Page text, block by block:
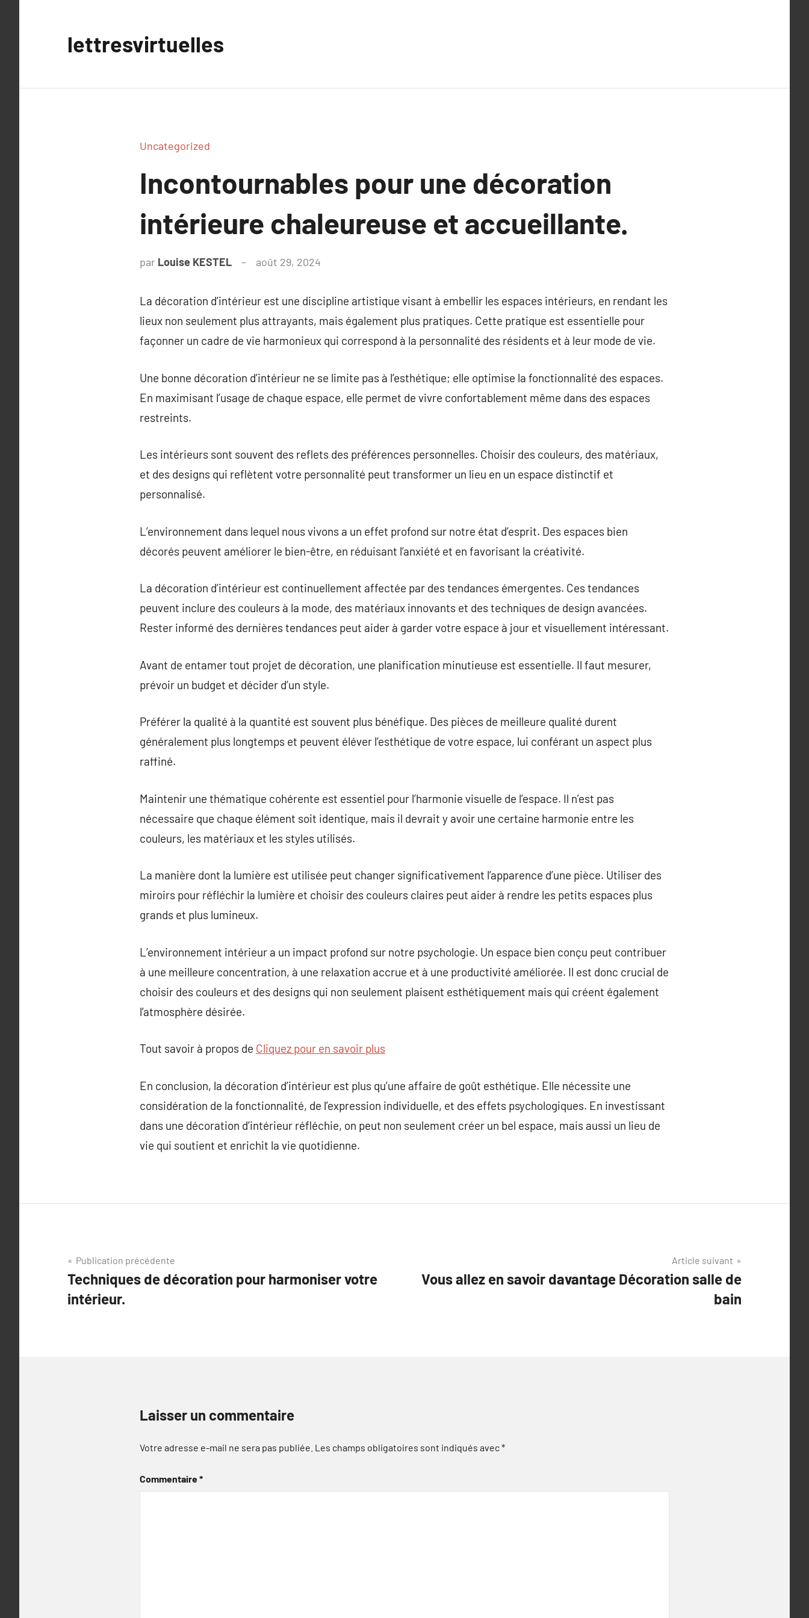
lettresvirtuelles
Uncategorized
Incontournables pour une décoration
intérieure chaleureuse et accueillante.
par Louise KESTEL août 29, 2024
La décoration d’intérieur est une discipline artistique visant à embellir les espaces intérieurs, en rendant les
lieux non seulement plus attrayants, mais également plus pratiques. Cette pratique est essentielle pour
façonner un cadre de vie harmonieux qui correspond à la personnalité des résidents et à leur mode de vie.
Une bonne décoration d’intérieur ne se limite pas à l’esthétique; elle optimise la fonctionnalité des espaces.
En maximisant l’usage de chaque espace, elle permet de vivre confortablement même dans des espaces
restreints.
Les intérieurs sont souvent des reflets des préférences personnelles. Choisir des couleurs, des matériaux,
et des designs qui reflètent votre personnalité peut transformer un lieu en un espace distinctif et
personnalisé.
L’environnement dans lequel nous vivons a un effet profond sur notre état d’esprit. Des espaces bien
décorés peuvent améliorer le bien-être, en réduisant l’anxiété et en favorisant la créativité.
La décoration d’intérieur est continuellement affectée par des tendances émergentes. Ces tendances
peuvent inclure des couleurs à la mode, des matériaux innovants et des techniques de design avancées.
Rester informé des dernières tendances peut aider à garder votre espace à jour et visuellement intéressant.
Avant de entamer tout projet de décoration, une planification minutieuse est essentielle. Il faut mesurer,
prévoir un budget et décider d’un style.
Préférer la qualité à la quantité est souvent plus bénéfique. Des pièces de meilleure qualité durent
généralement plus longtemps et peuvent éléver l’esthétique de votre espace, lui conférant un aspect plus
raffiné.
Maintenir une thématique cohérente est essentiel pour l’harmonie visuelle de l’espace. Il n’est pas
nécessaire que chaque élément soit identique, mais il devrait y avoir une certaine harmonie entre les
couleurs, les matériaux et les styles utilisés.
La manière dont la lumière est utilisée peut changer significativement l’apparence d’une pièce. Utiliser des
miroirs pour réfléchir la lumière et choisir des couleurs claires peut aider à rendre les petits espaces plus
grands et plus lumineux.
L’environnement intérieur a un impact profond sur notre psychologie. Un espace bien conçu peut contribuer
à une meilleure concentration, à une relaxation accrue et à une productivité améliorée. Il est donc crucial de
choisir des couleurs et des designs qui non seulement plaisent esthétiquement mais qui créent également
l’atmosphère désirée.
Tout savoir à propos de Cliquez pour en savoir plus
En conclusion, la décoration d’intérieur est plus qu’une affaire de goût esthétique. Elle nécessite une
considération de la fonctionnalité, de l’expression individuelle, et des effets psychologiques. En investissant
dans une décoration d’intérieur réfléchie, on peut non seulement créer un bel espace, mais aussi un lieu de
vie qui soutient et enrichit la vie quotidienne.
Navigation
de
l’article
Publication précédente
Techniques de décoration pour harmoniser votre
intérieur.
Article suivant
Vous allez en savoir davantage Décoration salle de
bain
Laisser un commentaire
Votre adresse e-mail ne sera pas publiée. Les champs obligatoires sont indiqués avec*
Commentaire*